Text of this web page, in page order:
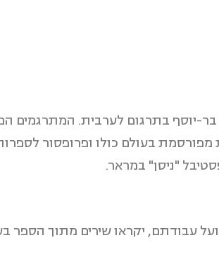
יוסף בתרגום לערבית. המתרגמים הם
בעולם כולו ופרופסור לספרות
"ניסן" במראר.
ועל עבודתם, יקראו שירים מתוך